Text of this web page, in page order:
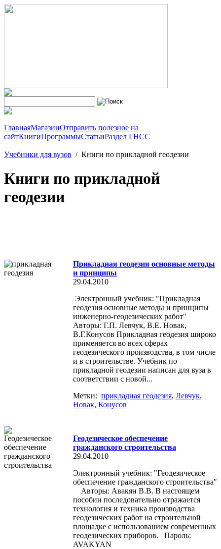
ГлавнаяМагазинОтправить полезное на
сайтКнигиПрограммыСтатьиРаздел ГНСС
Учебники для вузов / Книги по прикладной геодезии
Книги по прикладной
геодезии
Прикладная геодезия основные методы
и принципы
29.04.2010
Электронный учебник: "Прикладная
геодезия основные методы и принципы
инженерно-геодезических работ"
Авторы: Г.П. Левчук, В.Е. Новак,
В.Г.Конусов Прикладная геодезия широко
применяется во всех сферах
геодезического производства, в том числе
и в строительстве. Учебник по
прикладной геодезии написан для вуза в
соответствии с новой...
Метки: прикладная геодезия, Левчук,
Новак, Конусов
Геодезическое обеспечение
гражданского строительства
29.04.2010
Электронный учебник: "Геодезическое
обеспечение гражданского строительства"
Авторы: Авакян В.В. В настоящем
пособии последовательно отражается
технология и техника производства
геодезических работ на строительной
площадке с использованием современных
геодезических приборов. Пароль:
AVAKYAN